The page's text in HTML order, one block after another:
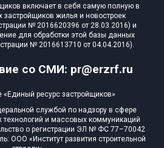
со СМИ: pr@erzrf.ru
включает в себя самую полную в
застройщиков жилья и новостроек
№ 2016620396 от 28.03.2016) и
для обработки этой базы данных
№ 2016613710 от 04.04.2016).
«Единый ресурс застройщиков»
службой по надзору в сфере
и массовых коммуникаций
о регистрации ЭЛ № ФС 77–70042
ООО «Институт развития строительной